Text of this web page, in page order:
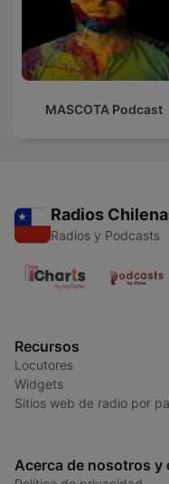
MASCOTA Podcast
Radios
Radios y Podcasts
Recursos
Locutores
Widgets
Sitios web de radio por
Acerca de nosotros y